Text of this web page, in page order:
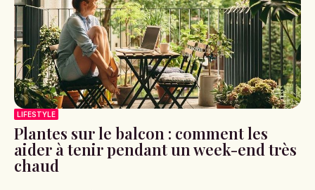
LIFESTYLE
Plantes sur le balcon : comment les
aider à tenir pendant un week-end très
chaud